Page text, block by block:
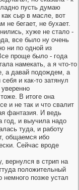
пусть думаю
сыр в масле, вот
не бегает, не бухает.
хуже не стало -
все было ну очень
ни по одной из
проще было - года
намекать, а я что-то
а давай подождем, а
и как-то затянул
В итоге она
и не так и что свалит
фантазия. И ведь
год, и выучила надо
туда, и работу
общаемся ибо
Сейчас вроде
вернулся в стрип на
положительный
немного позже устал